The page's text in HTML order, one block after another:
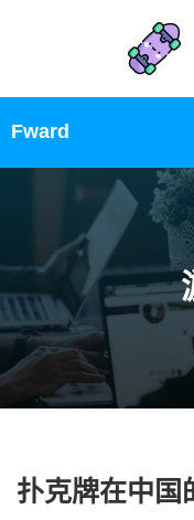
扑克牌在中国